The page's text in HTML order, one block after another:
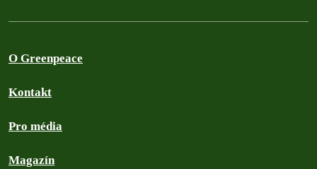
O Greenpeace
Kontakt
Pro média
Magazín